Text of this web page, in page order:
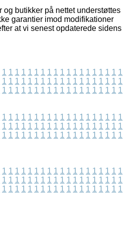
og butikker på nettet understøttes
garantier imod modifikationer
at vi senest opdaterede sidens
1 1 1 1 1 1 1 1 1 1 1 1 1 1 1 1 1 1 1
1 1 1 1 1 1 1 1 1 1 1 1 1 1 1 1 1 1 1
1 1 1 1 1 1 1 1 1 1 1 1 1 1 1 1 1 1 1
1 1 1 1 1 1 1 1 1 1 1 1 1 1 1 1 1 1 1
1 1 1 1 1 1 1 1 1 1 1 1 1 1 1 1 1 1 1
1 1 1 1 1 1 1 1 1 1 1 1 1 1 1 1 1 1 1
1 1 1 1 1 1 1 1 1 1 1 1 1 1 1 1 1 1 1
1 1 1 1 1 1 1 1 1 1 1 1 1 1 1 1 1 1 1
1 1 1 1 1 1 1 1 1 1 1 1 1 1 1 1 1 1 1